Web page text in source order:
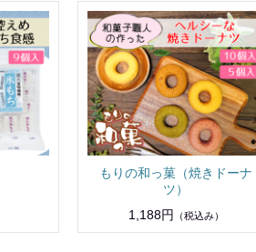
もりの和っ菓（焼きドーナ
ツ）
1,188円
（税込み）